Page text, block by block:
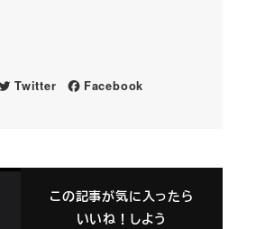
Twitter Facebook
この記事が気に入ったら
いいね！しよう